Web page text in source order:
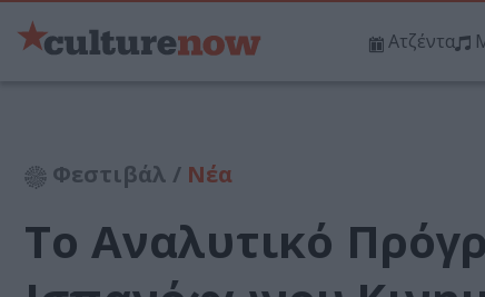
Ατζέντα
Φεστιβάλ / Νέα
Το Αναλυτικό